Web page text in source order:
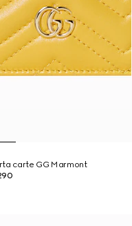
carte GG Marmont